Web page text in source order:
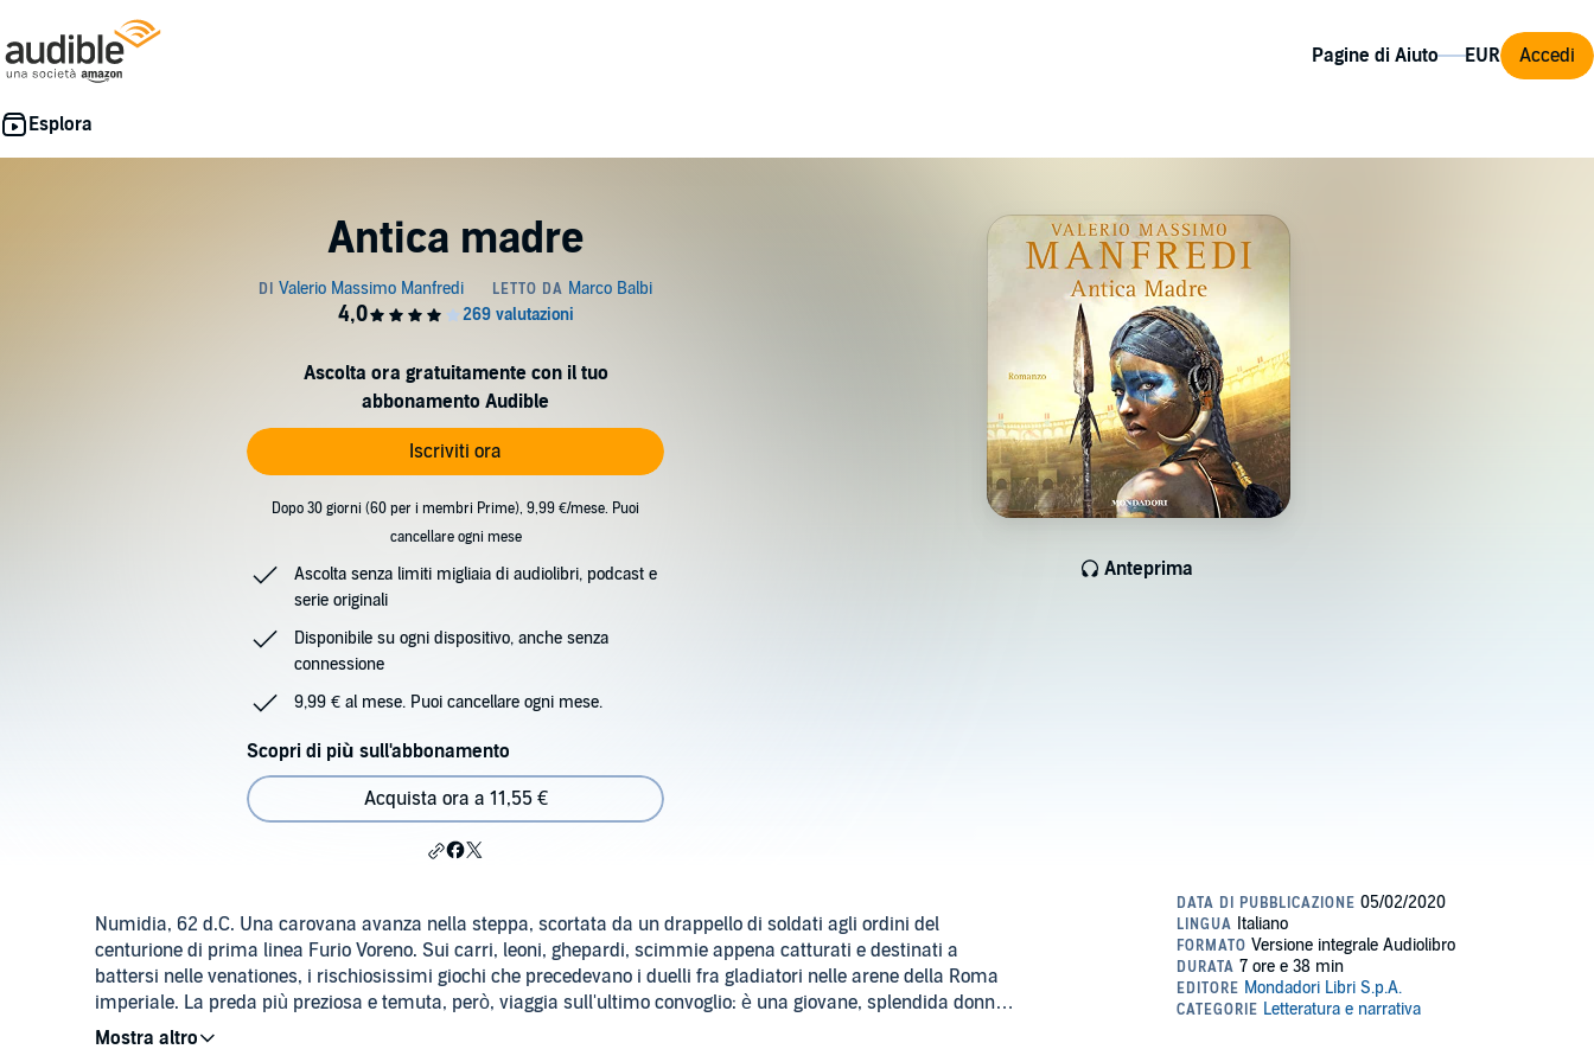
Pagine di Aiuto Accedi
Antica madre
Anteprima
Ascolta ora gratuitamente con il tuo
abbonamento Audible
Iscriviti ora
Dopo 30 giorni (60 per i membri Prime), 9,99 €/mese. Puoi
cancellare ogni mese
Ascolta senza limiti migliaia di audiolibri, podcast e
serie originali
Disponibile su ogni dispositivo, anche senza
connessione
9,99 € al mese. Puoi cancellare ogni mese.
Scopri di più sull'abbonamento
Acquista ora a 11,55 €
Numidia, 62 d.C. Una carovana avanza nella steppa, scortata da un drappello di soldati agli ordini del
centurione di prima linea Furio Voreno. Sui carri, leoni, ghepardi, scimmie appena catturati e destinati a
battersi nelle venationes, i rischiosissimi giochi che precedevano i duelli fra gladiatori nelle arene della Roma
imperiale. La preda più preziosa e temuta, però, viaggia sull'ultimo convoglio: è una giovane, splendida donna
con la pelle color dell'ebano, fiera e selvatica come un leopardo... e altrettanto letale.